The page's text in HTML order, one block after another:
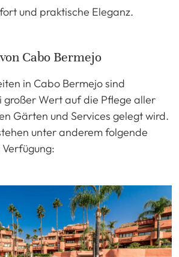
und praktische Eleganz.
Cabo Bermejo
in Cabo Bermejo sind
großer Wert auf die Pflege aller
Gärten und Services gelegt wird.
unter anderem folgende